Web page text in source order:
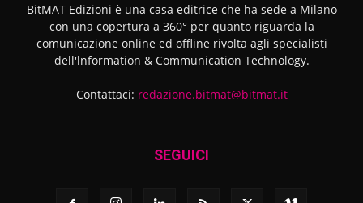
BitMAT Edizioni è una casa editrice che ha sede a Milano
con una copertura a 360° per quanto riguarda la
comunicazione online ed offline rivolta agli specialisti
dell'lnformation & Communication Technology.
Contattaci: redazione.bitmat@bitmat.it
SEGUICI